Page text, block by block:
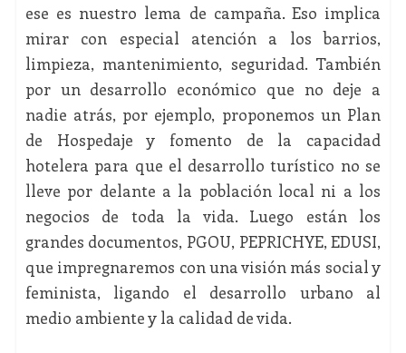
ese es nuestro lema de campaña. Eso implica
mirar con especial atención a los barrios,
limpieza, mantenimiento, seguridad. También
por un desarrollo económico que no deje a
nadie atrás, por ejemplo, proponemos un Plan
de Hospedaje y fomento de la capacidad
hotelera para que el desarrollo turístico no se
lleve por delante a la población local ni a los
negocios de toda la vida. Luego están los
grandes documentos, PGOU, PEPRICHYE, EDUSI,
que impregnaremos con una visión más social y
feminista, ligando el desarrollo urbano al
medio ambiente y la calidad de vida.